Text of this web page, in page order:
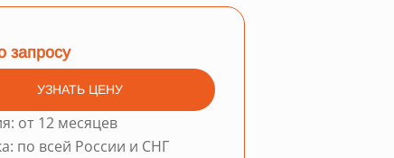
запросу
УЗНАТЬ ЦЕНУ
от 12 месяцев
по всей России и СНГ